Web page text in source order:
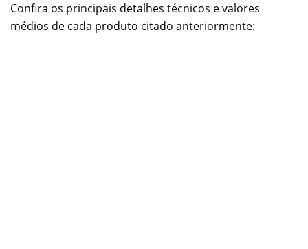
Confira os principais detalhes técnicos e valores
médios de cada produto citado anteriormente: